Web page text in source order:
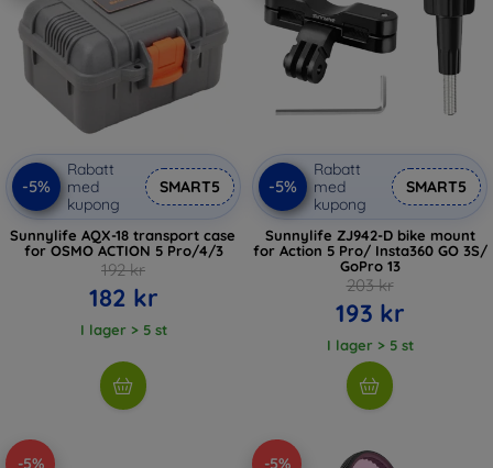
-5%
Rabatt
med
kupong
SMART5
Sunnylife AQX-18 transport case
for OSMO ACTION 5 Pro/4/3
192 kr
182 kr
I lager > 5 st
-5%
Rabatt
med
kupong
SMART5
Sunnylife ZJ942-D bike mount
for Action 5 Pro/ Insta360 GO 3S/
GoPro 13
203 kr
193 kr
I lager > 5 st
-5% -5%